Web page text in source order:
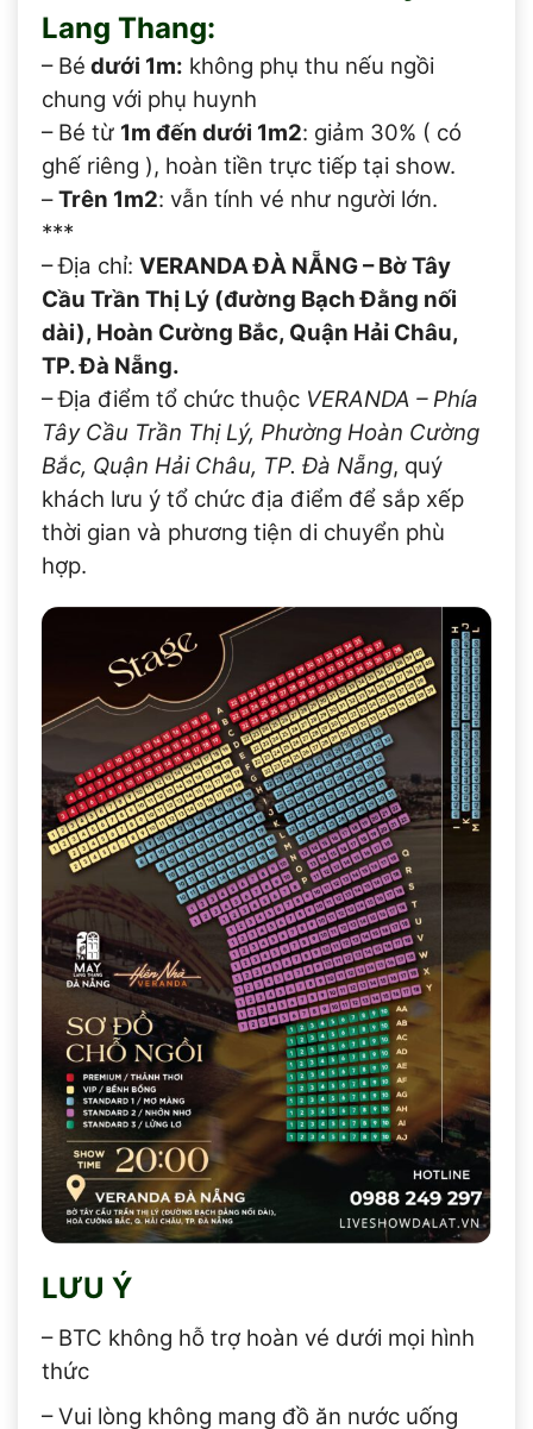
Lang Thang:
– Bé dưới 1m: không phụ thu nếu ngồi
chung với phụ huynh
– Bé từ 1m đến dưới 1m2: giảm 30% ( có
ghế riêng ), hoàn tiền trực tiếp tại show.
–Trên 1m2: vẫn tính vé như người lớn.
***
– Địa chỉ: VERANDA ĐÀ NẴNG – Bờ Tây
Cầu Trần Thị Lý (đường Bạch Đằng nối
dài), Hoàn Cường Bắc, Quận Hải Châu,
TP. Đà Nẵng.
– Địa điểm tổ chức thuộc VERANDA – Phía
Tây Cầu Trần Thị Lý, Phường Hoàn Cường
Bắc, Quận Hải Châu, TP. Đà Nẵng, quý
khách lưu ý tổ chức địa điểm để sắp xếp
thời gian và phương tiện di chuyển phù
hợp.
LƯU Ý
– BTC không hỗ trợ hoàn vé dưới mọi hình
thức
– Vui lòng không mang đồ ăn nước uống